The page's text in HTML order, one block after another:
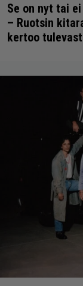
Se on nyt tai
– Ruotsin
kertoo